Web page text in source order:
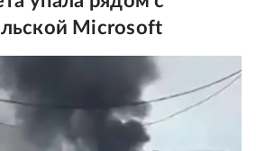
Microsoft